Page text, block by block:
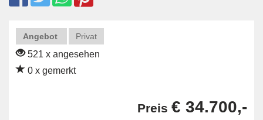
Angebot Privat
521 x angesehen
0 x gemerkt
Preis € 34.700,-